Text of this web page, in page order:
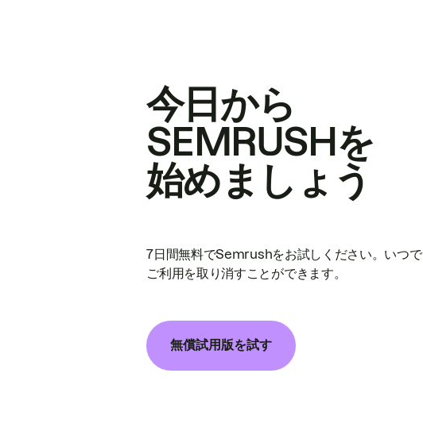
今日から
SEMRUSHを
始めましょう
7日間無料でSemrushをお試しください。いつ
ご利用を取り消すことができます。
無償試用版を試す